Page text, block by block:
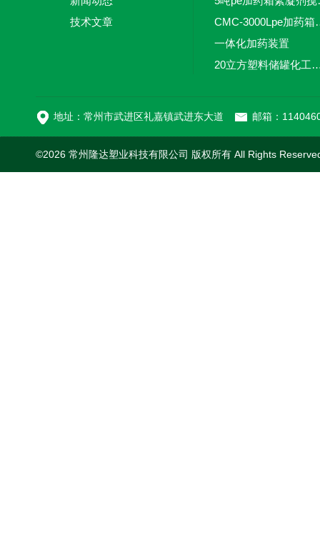
技术文章
CMC-
一体化加药装置
20立方塑料储罐化工储
地址：常州市武进区礼嘉镇武进东大道 邮箱：
©2026 常州隆达塑业科技有限公司 版权所有 All Rights